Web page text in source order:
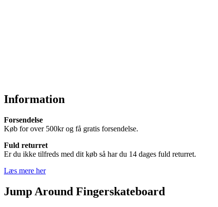
Information
Forsendelse
Køb for over 500kr og få gratis forsendelse.
Fuld returret
Er du ikke tilfreds med dit køb så har du 14 dages fuld returret.
Læs mere her
Jump Around Fingerskateboard